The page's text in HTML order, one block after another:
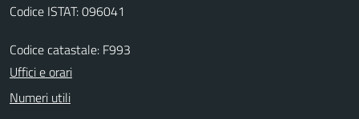
Codice ISTAT: 096041
Codice catastale: F993
Uffici e orari
Numeri utili